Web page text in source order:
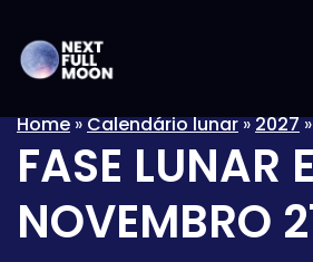
Home»Calendário lunar»2027
FASE LUNAR
NOVEMBRO